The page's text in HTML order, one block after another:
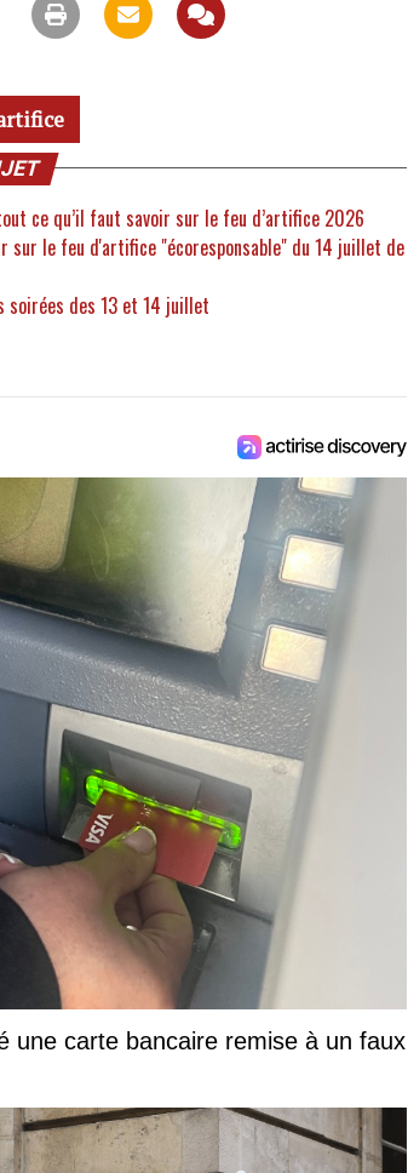
ce qu’il faut savoir sur le feu d’artifice 2026
sur le feu d'artifice "écoresponsable" du 14 juillet de
soirées des 13 et 14 juillet
une carte bancaire remise à un faux